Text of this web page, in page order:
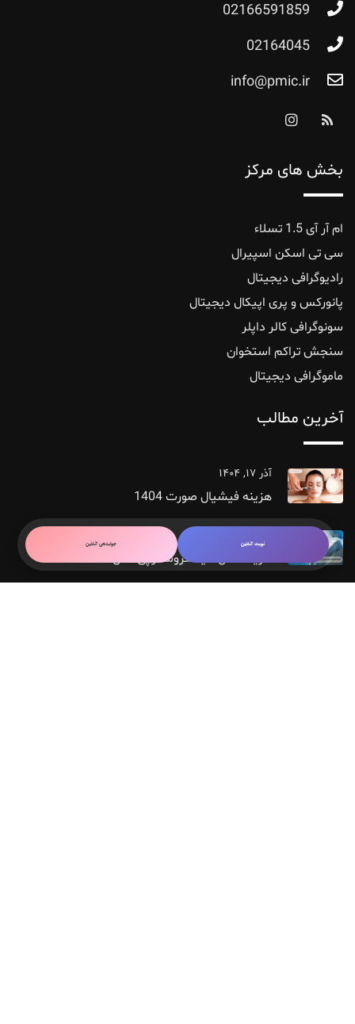
نوبت آنلاین جوابدهی آنلاین
02166591859
02164045
info@pmic.ir
بخش های مرکز
ام آر آی 1.5 تسلاء
سی تی اسکن اسپیرال
رادیوگرافی دیجیتال
پانورکس‌ و ‌پری ‌اپیکال ‌دیجیتال
سونوگرافی کالر داپلر
سنجش تراکم استخوان
ماموگرافی دیجیتال
آخرین مطالب
آذر ۱۷, ۱۴۰۴
هزینه فیشیال صورت 1404
هزینه عمل هیستروسکوپی سال 1404